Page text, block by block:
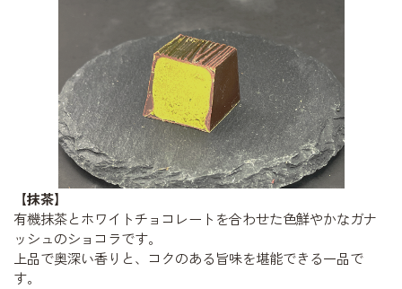
【抹茶】
有機抹茶とホワイトチョコレートを合わせた色鮮やかなガナ
ッシュのショコラです。
上品で奥深い香りと、コクのある旨味を堪能できる一品で
す。